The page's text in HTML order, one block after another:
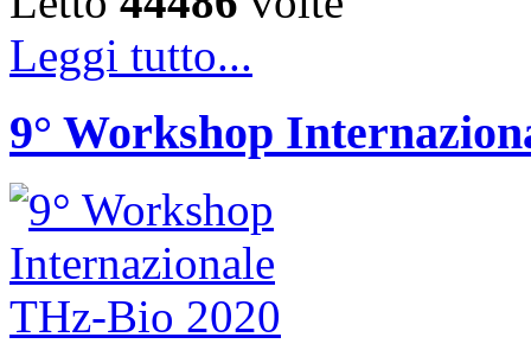
Leggi tutto...
9° Workshop